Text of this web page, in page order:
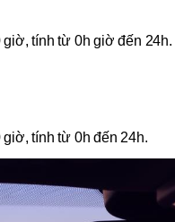
tính từ 0h giờ đến 24h.
tính từ 0h đến 24h.